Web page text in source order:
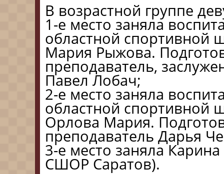
В возрастной группе
1-е место заняла
областной спортивной
Мария Рыжова.
преподаватель,
Павел Лобач;
2-е место заняла
областной спортивной
Орлова Мария.
преподаватель Дарья
3-е место заняла
СШОР Саратов).